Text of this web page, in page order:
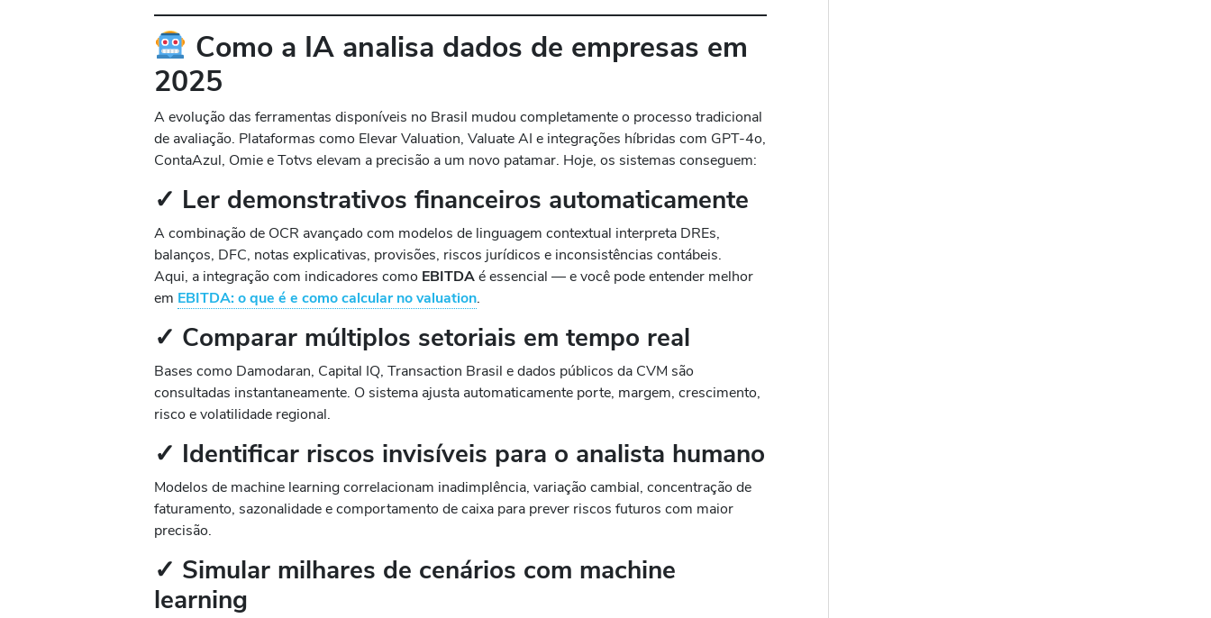
Como a IA analisa dados de empresas em
2025
A evolução das ferramentas disponíveis no Brasil mudou completamente o processo tradicional
de avaliação. Plataformas como Elevar Valuation, Valuate AI e integrações híbridas com GPT-4o,
ContaAzul, Omie e Totvs elevam a precisão a um novo patamar. Hoje, os sistemas conseguem:
✓ Ler demonstrativos financeiros automaticamente
A combinação de OCR avançado com modelos de linguagem contextual interpreta DREs,
balanços, DFC, notas explicativas, provisões, riscos jurídicos e inconsistências contábeis.
Aqui, a integração com indicadores como EBITDAé essencial — e você pode entender melhor
em EBITDA: o que é e como calcular no valuation.
✓ Comparar múltiplos setoriais em tempo real
Bases como Damodaran, Capital IQ, Transaction Brasil e dados públicos da CVM são
consultadas instantaneamente. O sistema ajusta automaticamente porte, margem, crescimento,
risco e volatilidade regional.
✓ Identificar riscos invisíveis para o analista humano
Modelos de machine learning correlacionam inadimplência, variação cambial, concentração de
faturamento, sazonalidade e comportamento de caixa para prever riscos futuros com maior
precisão.
✓ Simular milhares de cenários com machine
learning